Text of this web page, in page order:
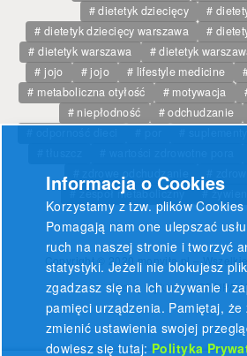
dietetyk dziecięcy
dietetyk dziecięcy warszawa
dietetyk warszawa
dietetyk
jojo
jojo lifestyle medicine
metaboliczna otyłość
motywacja
niepłodność
odchudzanie
zdrowe odchudzanie
zespół metaboliczny
Copyright © 2020 monvita.pl –
Stronę wykonałaGRUPA-
Informacja o Cookies
Korzystamy z tzw. plików
Pomagają nam one ulepszać
ruch na naszej stronie i tworzyć
statystyki. Jeżeli nie blokujesz
zgadzasz się na ich używanie i
pamięci urządzenia. Pamiętaj, że
zmienić ustawienia swojej
dowiesz się tutaj: Polityka